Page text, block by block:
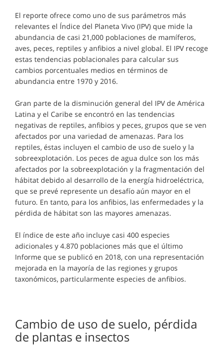
El reporte ofrece como uno de sus parámetros más
relevantes el Índice del Planeta Vivo (IPV) que mide la
abundancia de casi 21,000 poblaciones de mamíferos,
aves, peces, reptiles y anfibios a nivel global. El IPV recoge
estas tendencias poblacionales para calcular sus
cambios porcentuales medios en términos de
abundancia entre 1970 y 2016.
Gran parte de la disminución general del IPV de América
Latina y el Caribe se encontró en las tendencias
negativas de reptiles, anfibios y peces, grupos que se ven
afectados por una variedad de amenazas. Para los
reptiles, éstas incluyen el cambio de uso de suelo y la
sobreexplotación. Los peces de agua dulce son los más
afectados por la sobreexplotación y la fragmentación del
hábitat debido al desarrollo de la energía hidroeléctrica,
que se prevé represente un desafío aún mayor en el
futuro. En tanto, para los anfibios, las enfermedades y la
pérdida de hábitat son las mayores amenazas.
El índice de este año incluye casi 400 especies
adicionales y 4.870 poblaciones más que el último
Informe que se publicó en 2018, con una representación
mejorada en la mayoría de las regiones y grupos
taxonómicos, particularmente especies de anfibios.
Cambio de uso de suelo, pérdida
de plantas e insectos